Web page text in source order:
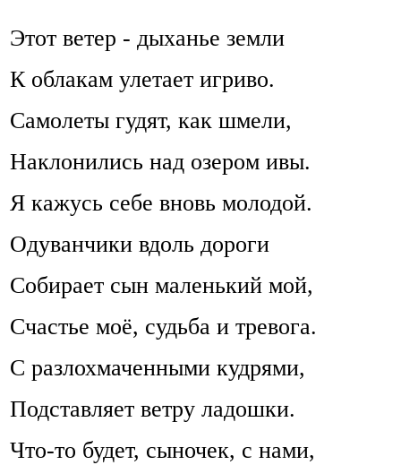
Этот ветер - дыханье земли
К облакам улетает игриво.
Самолеты гудят, как шмели,
Наклонились над озером ивы.
Я кажусь себе вновь молодой.
Одуванчики вдоль дороги
Собирает сын маленький мой,
Счастье моё, судьба и тревога.
С разлохмаченными кудрями,
Подставляет ветру ладошки.
Что-то будет, сыночек, с нами,